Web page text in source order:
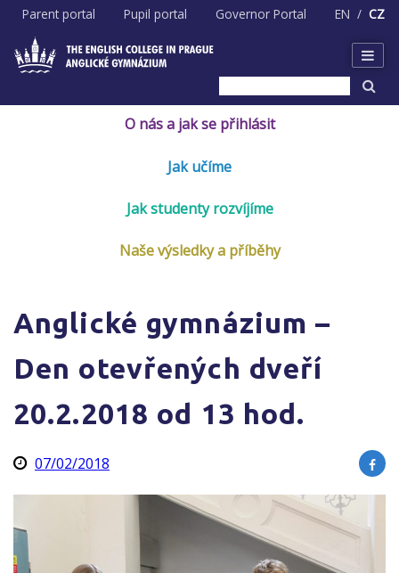
Skip
content
Parent portal Pupil portal Governor Portal EN CZ
O nás a jak se přihlásit
Jak učíme
Jak studenty rozvíjíme
Naše výsledky a příběhy
Anglické gymnázium –
Den otevřených dveří
20.2.2018 od 13 hod.
07/02/2018